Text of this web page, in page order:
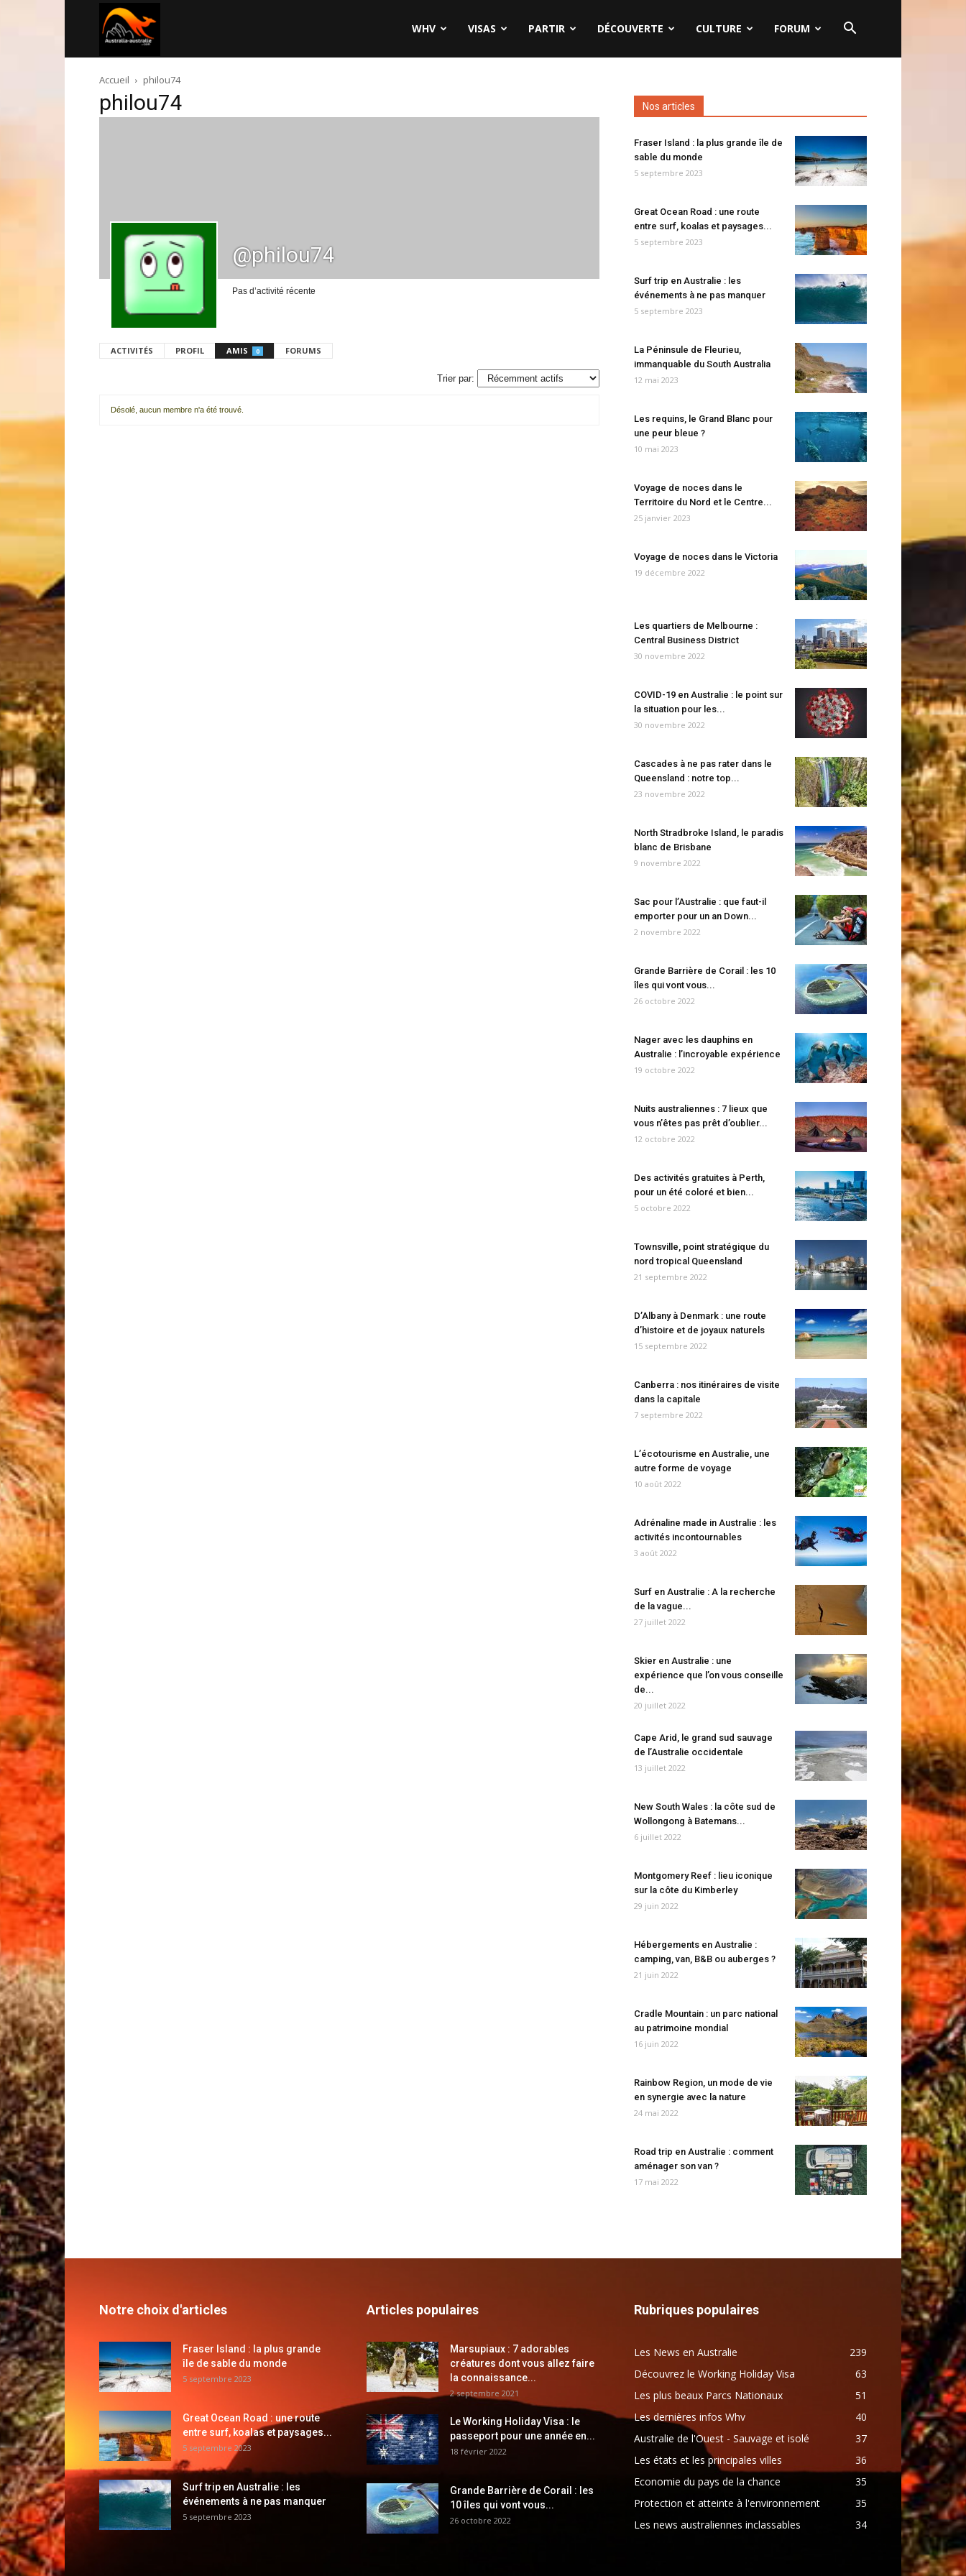
australie.com
WHV VISAS PARTIR DÉCOUVERTE CULTURE FORUM
Accueil philou74
philou74
@philou74
Pas d’activité récente
ACTIVITÉS PROFIL AMIS 0 FORUMS
Trier par:
Désolé, aucun membre n'a été trouvé.
Nos articles
Fraser Island : la plus grande île de
sable du monde
5 septembre 2023
Great Ocean Road : une route
entre surf, koalas et paysages...
5 septembre 2023
Surf trip en Australie : les
événements à ne pas manquer
5 septembre 2023
La Péninsule de Fleurieu,
immanquable du South Australia
12 mai 2023
Les requins, le Grand Blanc pour
une peur bleue ?
10 mai 2023
Voyage de noces dans le
Territoire du Nord et le Centre...
25 janvier 2023
Voyage de noces dans le Victoria
19 décembre 2022
Les quartiers de Melbourne :
Central Business District
30 novembre 2022
COVID-19 en Australie : le point sur
la situation pour les...
30 novembre 2022
Cascades à ne pas rater dans le
Queensland : notre top...
23 novembre 2022
North Stradbroke Island, le paradis
blanc de Brisbane
9 novembre 2022
Sac pour l’Australie : que faut-il
emporter pour un an Down...
2 novembre 2022
Grande Barrière de Corail : les 10
îles qui vont vous...
26 octobre 2022
Nager avec les dauphins en
Australie : l’incroyable expérience
19 octobre 2022
Nuits australiennes : 7 lieux que
vous n’êtes pas prêt d’oublier...
12 octobre 2022
Des activités gratuites à Perth,
pour un été coloré et bien...
5 octobre 2022
Townsville, point stratégique du
nord tropical Queensland
21 septembre 2022
D’Albany à Denmark : une route
d’histoire et de joyaux naturels
15 septembre 2022
Canberra : nos itinéraires de visite
dans la capitale
7 septembre 2022
L’écotourisme en Australie, une
autre forme de voyage
10 août 2022
Adrénaline made in Australie : les
activités incontournables
3 août 2022
Surf en Australie : A la recherche
de la vague...
27 juillet 2022
Skier en Australie : une
expérience que l’on vous conseille
de...
20 juillet 2022
Cape Arid, le grand sud sauvage
de l’Australie occidentale
13 juillet 2022
New South Wales : la côte sud de
Wollongong à Batemans...
6 juillet 2022
Montgomery Reef : lieu iconique
sur la côte du Kimberley
29 juin 2022
Hébergements en Australie :
camping, van, B&B ou auberges ?
21 juin 2022
Cradle Mountain : un parc national
au patrimoine mondial
16 juin 2022
Rainbow Region, un mode de vie
en synergie avec la nature
24 mai 2022
Road trip en Australie : comment
aménager son van ?
17 mai 2022
Notre choix d'articles
Fraser Island : la plus grande
île de sable du monde
5 septembre 2023
Great Ocean Road : une route
entre surf, koalas et paysages...
5 septembre 2023
Surf trip en Australie : les
événements à ne pas manquer
5 septembre 2023
Articles populaires
Marsupiaux : 7 adorables
créatures dont vous allez faire
la connaissance...
2 septembre 2021
Le Working Holiday Visa : le
passeport pour une année en...
18 février 2022
Grande Barrière de Corail : les
10 îles qui vont vous...
26 octobre 2022
Rubriques populaires
Les News en Australie
239
Découvrez le Working Holiday Visa
63
Les plus beaux Parcs Nationaux
51
Les dernières infos Whv
40
Australie de l'Ouest - Sauvage et isolé
37
Les états et les principales villes
36
Economie du pays de la chance
35
Protection et atteinte à l'environnement
35
Les news australiennes inclassables
34